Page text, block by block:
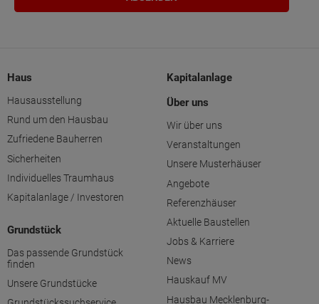
Haus
Hausausstellung
Rund um den Hausbau
Zufriedene Bauherren
Sicherheiten
Individuelles Traumhaus
Kapitalanlage / Investoren
Grundstück
Das passende Grundstück
finden
Unsere Grundstücke
Kapitalanlage
Über uns
Wir über uns
Veranstaltungen
Unsere Musterhäuser
Angebote
Referenzhäuser
Aktuelle Baustellen
Jobs & Karriere
News
Hauskauf MV
Hausbau Mecklenburg-